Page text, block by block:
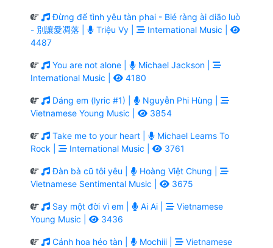
Đừng để tình yêu tàn phai - Bié ràng ài diāo luò
- 別讓愛凋落 |
Triệu Vy |
International Music |
4487
You are not alone |
Michael Jackson |
International Music |
4180
Dáng em (lyric #1) |
Nguyễn Phi Hùng |
Vietnamese Young Music |
3854
Take me to your heart |
Michael Learns To
Rock |
International Music | 3761
Đàn bà cũ tôi yêu |
Hoàng Việt Chung |
Vietnamese Sentimental Music |
3675
Say một đời vì em | Ai Ai |
Vietnamese
Young Music |
3436
Cánh hoa héo tàn | Mochiii |
Vietnamese